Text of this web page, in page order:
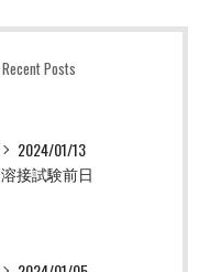
Recent Posts
2024/01/13
溶接試験前日